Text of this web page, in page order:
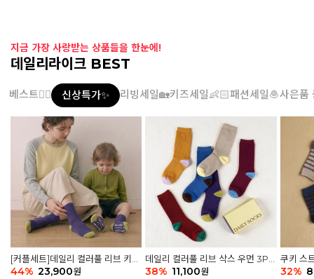
지금 가장 사랑받는 상품들을 한눈에!
데일리라이크 BEST
베스트👍🏻 신상특가✨ 리빙세일🏡키즈세일👶🏻패션세일🧆사은품
[커플세트]데일리 컬러풀 리브 키즈
6P & 우먼3P 삭스세트
44% 23,900원
데일리 컬러풀 리브 삭스 우먼 3P
세트
38% 11,100원
쿠키 스
32%